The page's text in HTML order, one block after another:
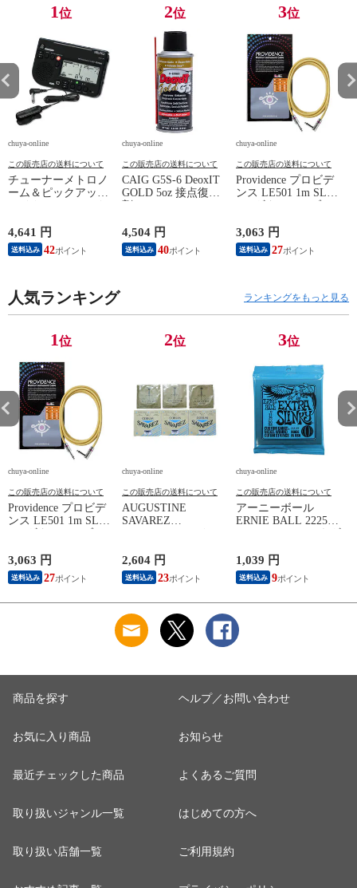
1位
chuya-online
この販売店の送料について
チューナーメトロノ
ーム＆ピックアップ
スペシャルパック ブ
ラック
4,641 円
送料込み 42
2位
chuya-online
この販売店の送料について
CAIG G5S-6 DeoxIT
GOLD 5oz 接点復活
剤
4,504 円
送料込み 40
3位
chuya-online
この販売店の送料について
Providence プロビデ
ンス LE501 1m SL
YL ギターケーブル
3,063 円
送料込み 27
人気ランキング ランキングをもっと見る
1位
chuya-online
この販売店の送料について
Providence プロビデ
ンス LE501 1m SL
YL ギターケーブル
3,063 円
送料込み 27
2位
chuya-online
この販売店の送料について
AUGUSTINE
SAVAREZ
2,604 円
送料込み 23
3位
chuya-online
この販売店の送料について
アーニーボール
ERNIE BALL 2225
Extra Slinky エレキギ
1,039 円
送料込み 9
商品を探す
お気に入り商品
最近チェックした商品
取り扱いジャンル一覧
取り扱い店舗一覧
ヘルプ／お問い合わせ
お知らせ
よくあるご質問
はじめての方へ
ご利用規約